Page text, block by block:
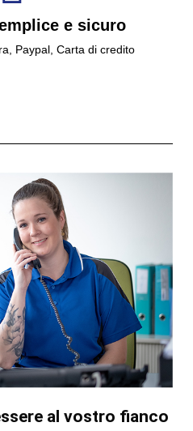
e sicuro
Paypal, Carta di credito
al vostro fianco